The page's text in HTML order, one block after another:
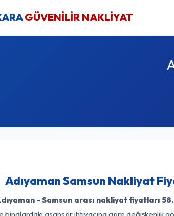
GÜVENİLİR NAKLİYAT
Adıyaman Samsun Nakliyat
- Samsun arası nakliyat fiyatları